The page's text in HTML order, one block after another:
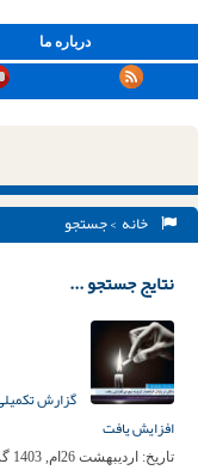
درباره ما
خانه > جستجو
نتایج جستجو ...
گزارش
افزایش یافت
تاریخ: اردیبهشت 26ام, 1403